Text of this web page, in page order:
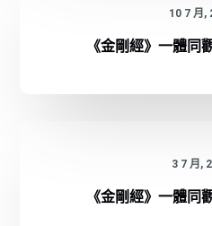
10 7 月,
《金剛經》一體同
3 7 月,
《金剛經》一體同